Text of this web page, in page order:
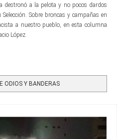
destronó a la pelota y no pocos dardos
Sobre broncas y campañas en
a nuestro pueblo, en esta columna
López.
ODIOS Y BANDERAS